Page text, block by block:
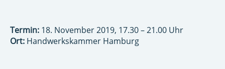
Termin: 18. November 2019, 17.30 – 21.00 Uhr
Ort: Handwerkskammer Hamburg